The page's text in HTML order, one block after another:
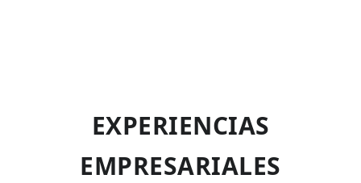
EXPERIENCIAS
EMPRESARIALES